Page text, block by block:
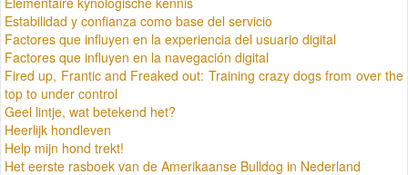
Estabilidad y confianza como base del servicio
Factores que influyen en la experiencia del usuario digital
Factores que influyen en la navegación digital
Fired up, Frantic and Freaked out: Training crazy dogs from over the
top to under control
Geel lintje, wat betekend het?
Heerlijk hondleven
Help mijn hond trekt!
Het eerste rasboek van de Amerikaanse Bulldog in Nederland